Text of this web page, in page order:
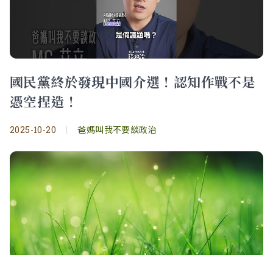
國民黨終於發現中國介選！認知作戰不是
憑空捏造！
2025-10-20 | 爸媽叫我不要談政治